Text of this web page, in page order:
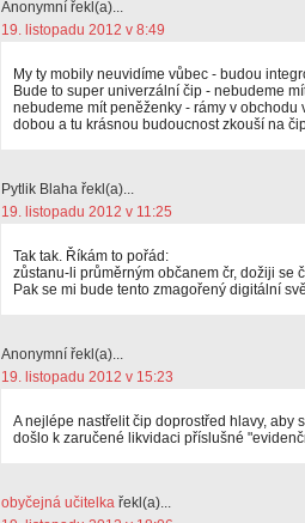
Anonymní řekl(a)...
19. listopadu 2012 v 8:49
My ty mobily neuvidíme vůbec - budou
Bude to super univerzální čip - nebudeme
nebudeme mít peněženky - rámy v
dobou a tu krásnou budoucnost zkouší na
Pytlik Blaha řekl(a)...
19. listopadu 2012 v 11:25
Tak tak. Říkám to pořád:
zůstanu-li průměrným občanem čr, dožiji se
Pak se mi bude tento zmagořený digitální
Anonymní řekl(a)...
19. listopadu 2012 v 15:23
A nejlépe nastřelit čip doprostřed hlavy, aby
došlo k zaručené likvidaci příslušné
obyčejná učitelka řekl(a)...